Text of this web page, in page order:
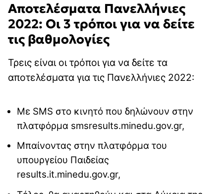
Αποτελέσματα Πανελλήνιες
2022: Οι 3 τρόποι για να δείτε
τις βαθμολογίες
Τρεις είναι οι τρόποι για να δείτε τα
αποτελέσματα για τις Πανελλήνιες 2022:
Με SMS στο κινητό που δηλώνουν στην
πλατφόρμα smsresults.minedu.gov.gr,
Μπαίνοντας στην πλατφόρμα του
υπουργείου Παιδείας
results.it.minedu.gov.gr,